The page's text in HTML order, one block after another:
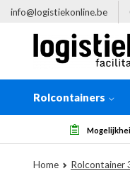
info@logistiekonline.be
Rolcontainers
14
Home Rolcontainer